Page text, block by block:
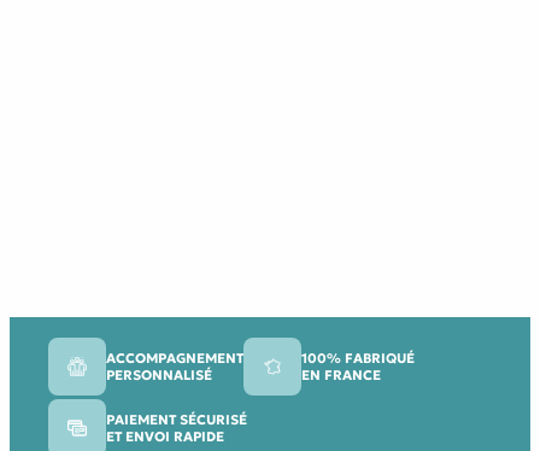
ACCOMPAGNEMENT
PERSONNALISÉ
100% FABRIQUÉ
EN FRANCE
PAIEMENT SÉCURISÉ
ET ENVOI RAPIDE